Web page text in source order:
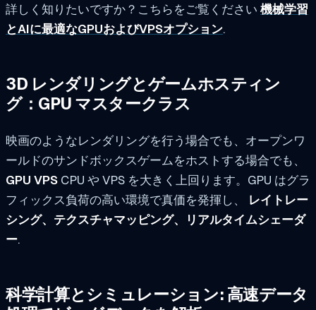
詳しく知りたいですか？こちらをご覧ください 機械学習
とAIに最適なGPUおよびVPSオプション.
3D レンダリングとゲームホスティン
グ：GPU マスタークラス
映画のようなレンダリングを行う場合でも、オープンワ
ールドのサンドボックスゲームをホストする場合でも、
GPU VPS CPU や VPS を大きく上回ります。GPU はグラ
フィックス負荷の高い環境で真価を発揮し、 レイトレー
シング、テクスチャマッピング、リアルタイムシェーダ
ー.
科学計算とシミュレーション: 高速データ